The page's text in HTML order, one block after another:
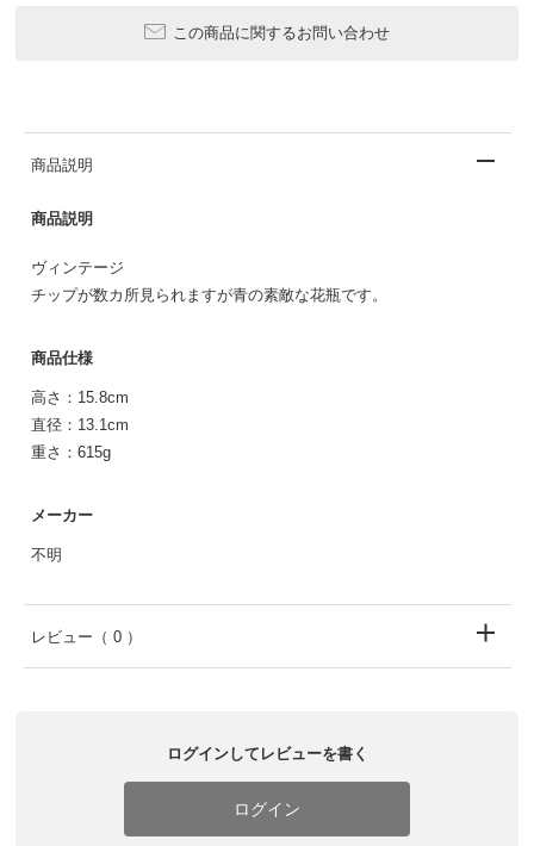
この商品に関するお問い合わせ
商品説明
商品説明
ヴィンテージ
チップが数カ所見られますが青の素敵な花瓶です。
商品仕様
高さ：15.8cm
直径：13.1cm
重さ：615g
メーカー
不明
レビュー （ 0 ）
ログインしてレビューを書く
ログイン